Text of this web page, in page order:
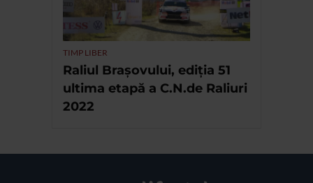
TIMP LIBER
Raliul Brașovului, ediția 51
ultima etapă a C.N.de Raliuri
2022